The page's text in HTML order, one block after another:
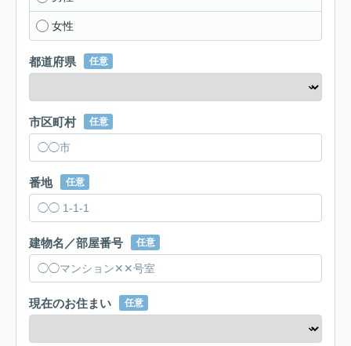
女性
都道府県 任意
市区町村 任意
番地 任意
建物名／部屋番号 任意
現在のお住まい 任意